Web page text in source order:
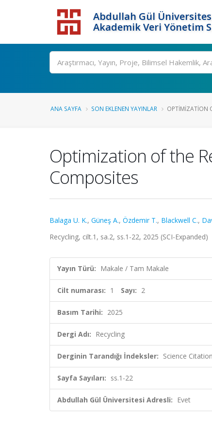
Abdullah Gül
Akademik Veri Yönetim
ANA SAYFA SON EKLENEN YAYINLAR OPTIMIZATION
Optimization of the
Composites
Balaga U. K., Güneş A., Özdemir T., Blackwell C.,
Recycling, cilt.1, sa.2, ss.1-22, 2025 (SCI-Expanded)
Yayın Türü: Makale / Tam Makale
Cilt numarası: 1 Sayı: 2
Basım Tarihi: 2025
Dergi Adı: Recycling
Derginin Tarandığı İndeksler: Science
Sayfa Sayıları: ss.1-22
Abdullah Gül Üniversitesi Adresli: Evet